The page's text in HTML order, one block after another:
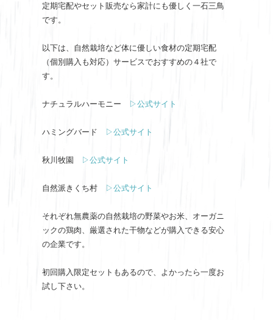
定期宅配やセット販売なら家計にも優しく一石三鳥
です。
以下は、自然栽培など体に優しい食材の定期宅配
（個別購入も対応）サービスでおすすめの４社で
す。
ナチュラルハーモニー ▷公式サイト
ハミングバード ▷公式サイト
秋川牧園 ▷公式サイト
自然派きくち村 ▷公式サイト
それぞれ無農薬の自然栽培の野菜やお米、オーガニ
ックの鶏肉、厳選された干物などが購入できる安心
の企業です。
初回購入限定セットもあるので、よかったら一度お
試し下さい。